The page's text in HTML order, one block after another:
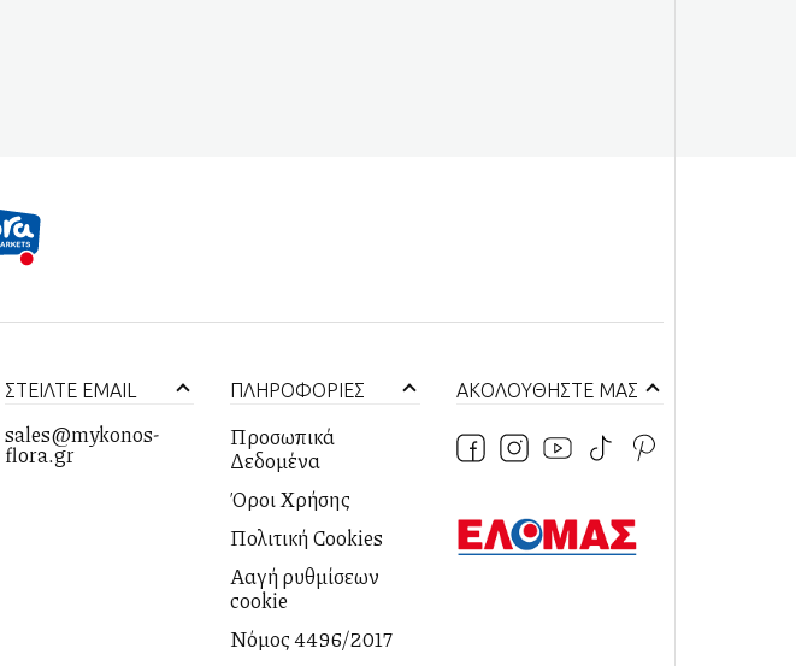
ΣΤΕΙΛΤΕ EMAIL
sales@mykonos-
flora.gr
ΠΛΗΡΟΦΟΡΙΕΣ
Προσωπικά
Δεδομένα
Όροι Χρήσης
Πολιτική Cookies
Αλλαγή ρυθμίσεων
cookie
Νόμος 4496/2017
ΑΚΟΛΟΥΘΗΣΤΕ ΜΑΣ